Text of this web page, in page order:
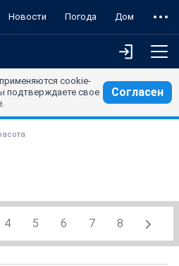
Новости Погода Дом
cookie-
подтверждаете свое
Согласен
4 5 6 7 8